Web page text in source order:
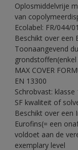
Oplosmiddelvrije
van
Ecolabel: FR/044/
Beschikt over een
Toonaangevend
MAX COVER
EN 13300
Schrobvast:
SF kwaliteit of
Beschikt over een
Eurofins(= een
voldoet aan de
exemplary level